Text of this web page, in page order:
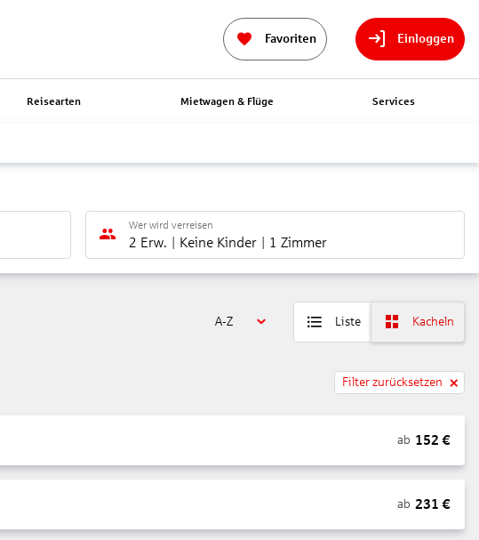
Favoriten Einloggen
Reisearten Mietwagen & Flüge Services
Wer wird verreisen
2 Erw. Keine Kinder 1 Zimmer
A-Z Liste Kacheln
Filter zurücksetzen
ab 152 €
ab 231 €